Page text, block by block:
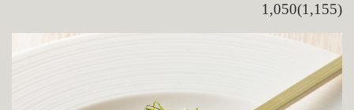
1,050(1,155)